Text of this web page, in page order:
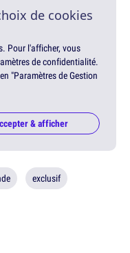
de cookies
Pour l'afficher, vous
de confidentialité.
"Paramètres de Gestion
& afficher
exclusif